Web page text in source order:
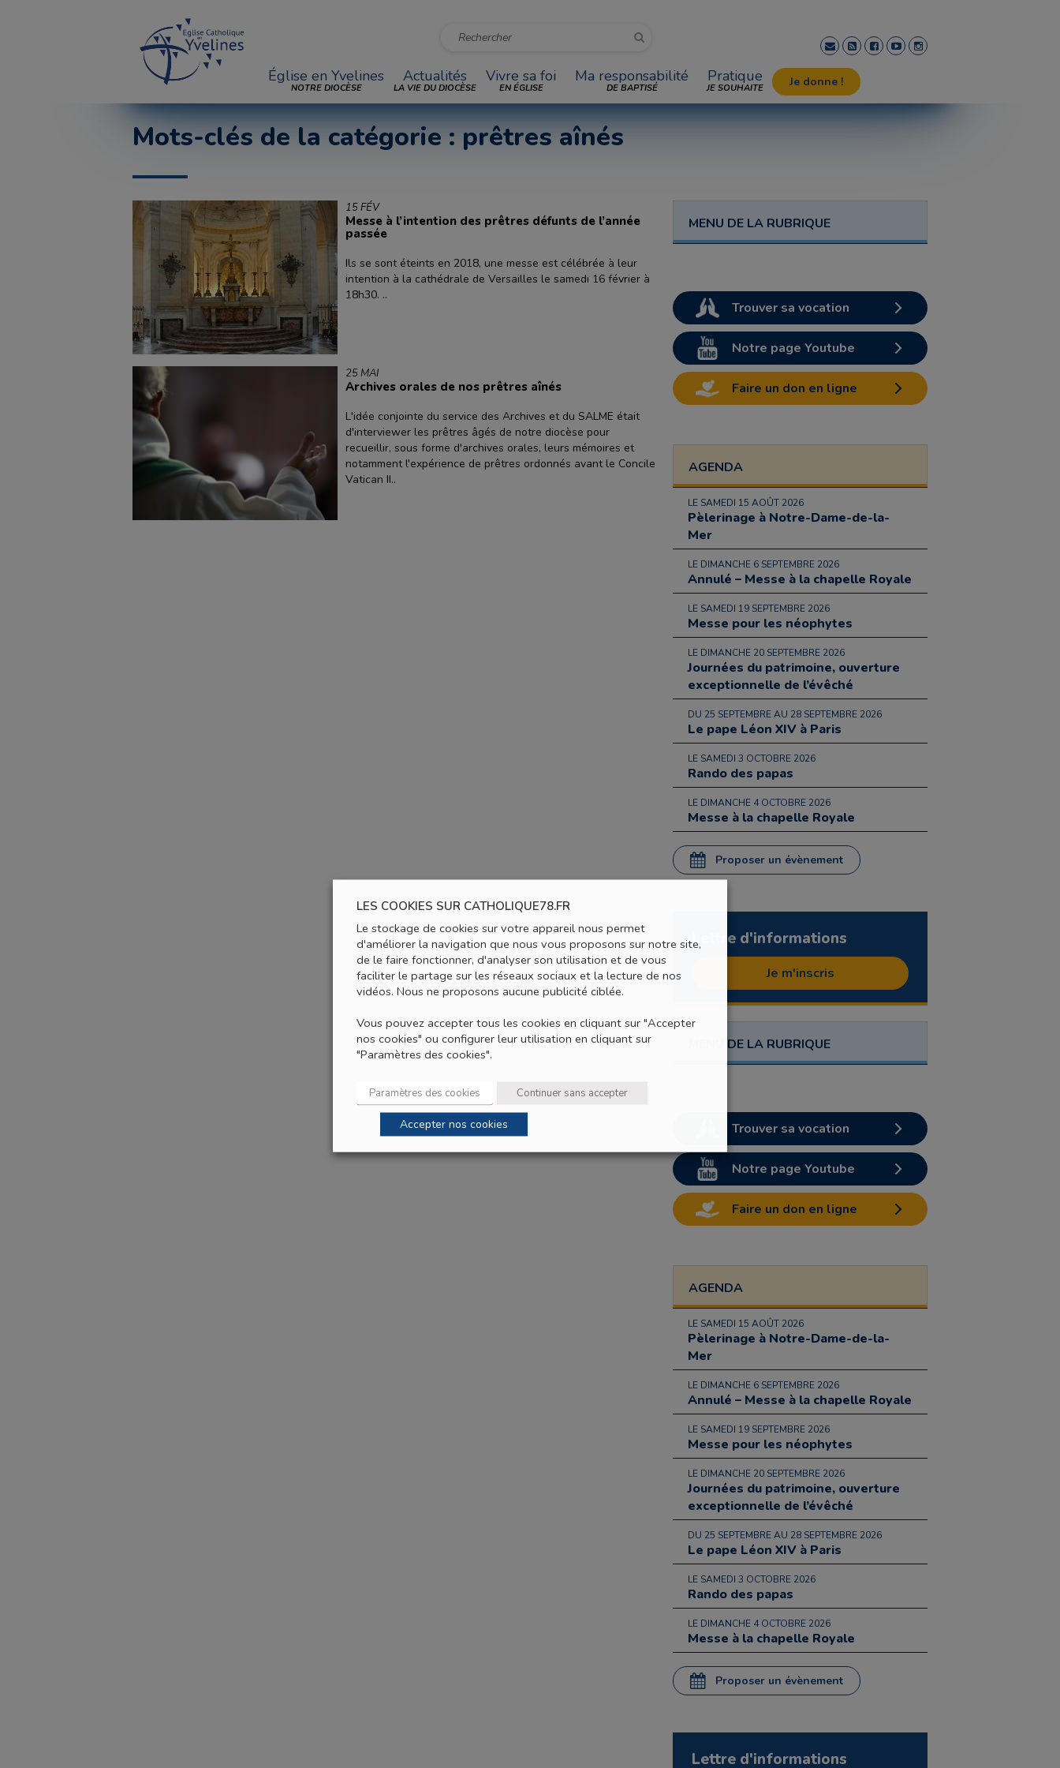
Église en Yvelines
NOTRE DIOCÈSE
Actualités
LA VIE DU DIOCÈSE
Vivre sa foi
EN ÉGLISE
Ma responsabilité
DE BAPTISÉ
Pratique
JE SOUHAITE Je donne !
Mots-clés de la catégorie : prêtres aînés
15 FÉV
Messe à l’intention des prêtres défunts de l’année
passée
Ils se sont éteints en 2018, une messe est célébrée à leur
intention à la cathédrale de Versailles le samedi 16 février à
18h30. ..
25 MAI
Archives orales de nos prêtres aînés
L'idée conjointe du service des Archives et du SALME était
d'interviewer les prêtres âgés de notre diocèse pour
recueillir, sous forme d'archives orales, leurs mémoires et
notamment l'expérience de prêtres ordonnés avant le Concile
Vatican II..
MENU DE LA RUBRIQUE
Trouver sa vocation
Notre page Youtube
Faire un don en ligne
AGENDA
LE SAMEDI 15 AOÛT 2026
Pèlerinage à Notre-Dame-de-la-
Mer
LE DIMANCHE 6 SEPTEMBRE 2026
Annulé – Messe à la chapelle Royale
LE SAMEDI 19 SEPTEMBRE 2026
Messe pour les néophytes
LE DIMANCHE 20 SEPTEMBRE 2026
Journées du patrimoine, ouverture
exceptionnelle de l’évêché
DU 25 SEPTEMBRE AU 28 SEPTEMBRE 2026
Le pape Léon XIV à Paris
LE SAMEDI 3 OCTOBRE 2026
Rando des papas
LE DIMANCHE 4 OCTOBRE 2026
Messe à la chapelle Royale
Proposer un évènement
Lettre d'informations
Je m'inscris
MENU DE LA RUBRIQUE
Trouver sa vocation
Notre page Youtube
Faire un don en ligne
AGENDA
LE SAMEDI 15 AOÛT 2026
Pèlerinage à Notre-Dame-de-la-
Mer
LE DIMANCHE 6 SEPTEMBRE 2026
Annulé – Messe à la chapelle Royale
LE SAMEDI 19 SEPTEMBRE 2026
Messe pour les néophytes
LE DIMANCHE 20 SEPTEMBRE 2026
Journées du patrimoine, ouverture
exceptionnelle de l’évêché
DU 25 SEPTEMBRE AU 28 SEPTEMBRE 2026
Le pape Léon XIV à Paris
LE SAMEDI 3 OCTOBRE 2026
Rando des papas
LE DIMANCHE 4 OCTOBRE 2026
Messe à la chapelle Royale
Proposer un évènement
Lettre d'informations
LES COOKIES SUR CATHOLIQUE78.FR
Le stockage de cookies sur votre appareil nous permet
d'améliorer la navigation que nous vous proposons sur notre site,
de le faire fonctionner, d'analyser son utilisation et de vous
faciliter le partage sur les réseaux sociaux et la lecture de nos
vidéos. Nous ne proposons aucune publicité ciblée.
Vous pouvez accepter tous les cookies en cliquant sur "Accepter
nos cookies" ou configurer leur utilisation en cliquant sur
"Paramètres des cookies".
Paramètres des cookies Continuer sans accepter
Accepter nos cookies